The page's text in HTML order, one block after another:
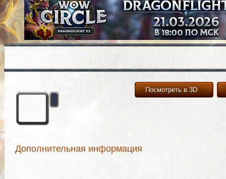
Посмотреть в 3D
Дополнительная информация